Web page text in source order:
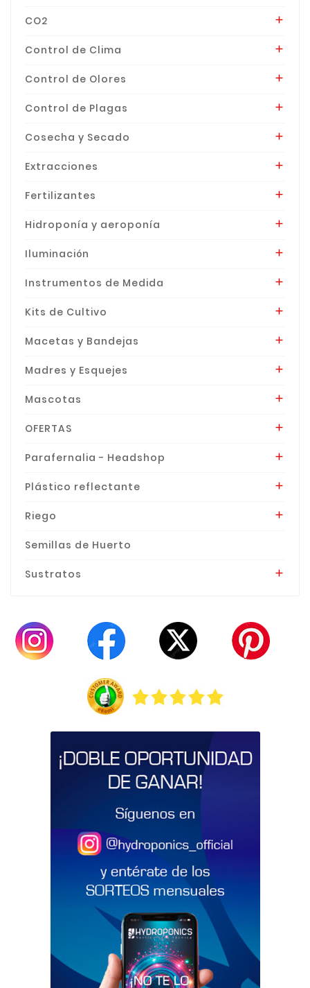
CO2 
Control de Clima 
Control de Olores 
Control de Plagas 
Cosecha y Secado 
Extracciones 
Fertilizantes 
Hidroponía y aeroponía 
Iluminación 
Instrumentos de Medida 
Kits de Cultivo 
Macetas y Bandejas 
Madres y Esquejes 
Mascotas 
OFERTAS 
Parafernalia - Headshop 
Plástico reflectante 
Riego 
Semillas de Huerto
Sustratos 